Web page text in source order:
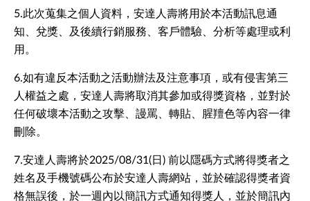
5.此次蒐集之個人資料，安達人壽將用於本活動訊息通
知、兌獎、及後續行銷服務、客戶體驗、分析等處理或利
用。
6.如有違反本活動之活動辦法及注意事項，或有侵害第三
人權益之處，安達人壽將取消其參加或得獎資格，並對於
任何破壞本活動之攻擊、謾罵、轉貼、腥羶色等內容一律
刪除。
7.安達人壽將於2025/08/31(日) 前以隱碼方式將得獎者之
姓名及手機號碼公布於安達人壽網站，並於確認得獎者資
格無誤後，於一週內以簡訊方式通知得獎人，並於簡訊內